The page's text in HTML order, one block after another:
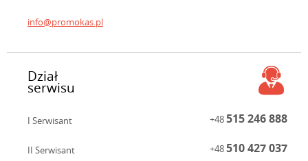
info@promokas.pl
Dział
serwisu
I Serwisant +48515 246 888
II Serwisant +48510 427 037